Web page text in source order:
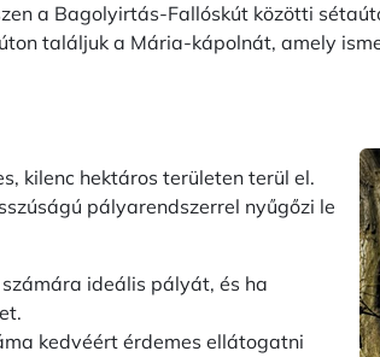
a Bagolyirtás-Fallóskút közötti
találjuk a Mária-kápolnát, amely
kilenc hektáros területen terül el.
pályarendszerrel nyűgőzi le
ideális pályát, és ha
kedvéért érdemes ellátogatni